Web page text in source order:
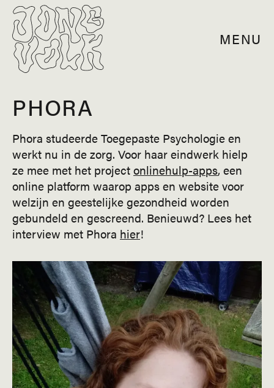
MENU
PHORA
Phora studeerde Toegepaste Psychologie en
werkt nu in de zorg. Voor haar eindwerk hielp
ze mee met het projectonlinehulp-apps, een
online platform waarop apps en website voor
welzijn en geestelijke gezondheid worden
gebundeld en gescreend. Benieuwd? Lees het
interview met Phora hier!